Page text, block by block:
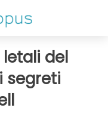
del
segreti